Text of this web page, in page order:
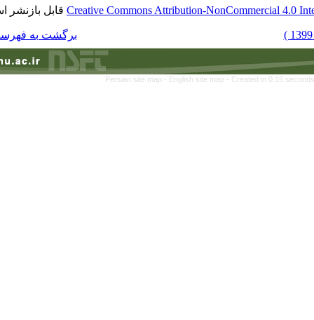
Creative Commonsقابل بازنشر است.
Persian site map -